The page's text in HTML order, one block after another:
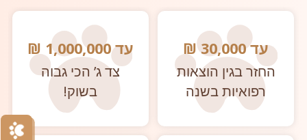
החזר בגין הוצאות
רפואיות בשנה
עד 30,000 ₪
צד ג’ הכי גבוה
בשוק!
עד 1,000,000 ₪